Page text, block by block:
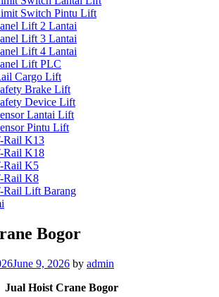
Switch Pintu Lift
Lift 2 Lantai
Lift 3 Lantai
Lift 4 Lantai
Lift PLC
Cargo Lift
Brake Lift
Device Lift
Lantai Lift
Pintu Lift
Rail K13
Rail K18
Rail K5
Rail K8
Rail Lift Barang
Bogor
June 9, 2026 by admin
Jual Hoist Crane Bogor